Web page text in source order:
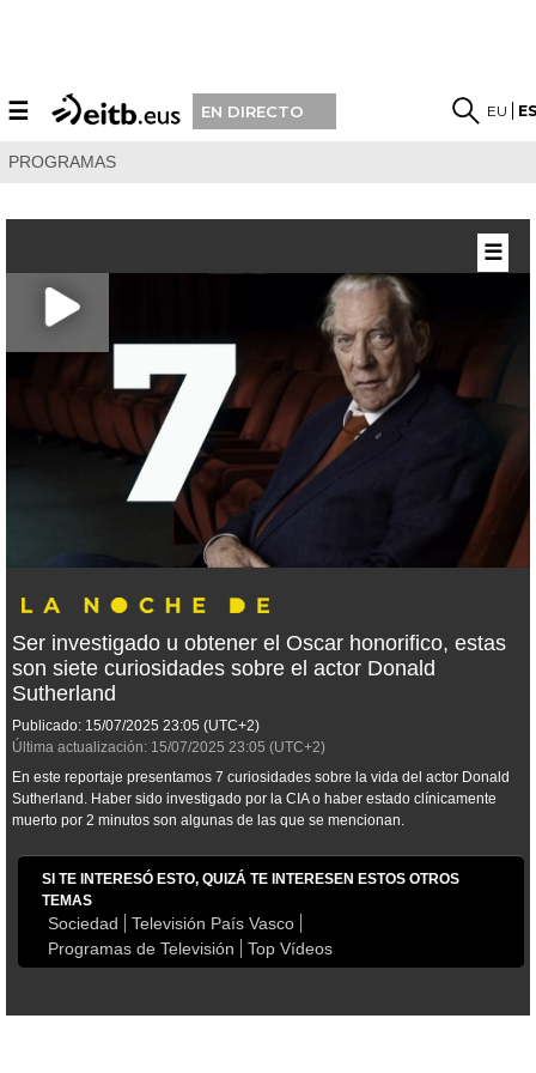
☰ EN DIRECTO EU
PROGRAMAS
Ser investigado u obtener el Oscar honorifico, estas
son siete curiosidades sobre el actor Donald
Sutherland
Publicado: 15/07/2025 23:05 (UTC+2)
Última actualización: 15/07/2025 23:05 (UTC+2)
En este reportaje presentamos 7 curiosidades sobre la vida del actor Donald
Sutherland. Haber sido investigado por la CIA o haber estado clínicamente
muerto por 2 minutos son algunas de las que se mencionan.
SI TE INTERESÓ ESTO, QUIZÁ TE INTERESEN ESTOS OTROS
TEMAS
Sociedad
Televisión País Vasco
Programas de Televisión
Top Vídeos
☰